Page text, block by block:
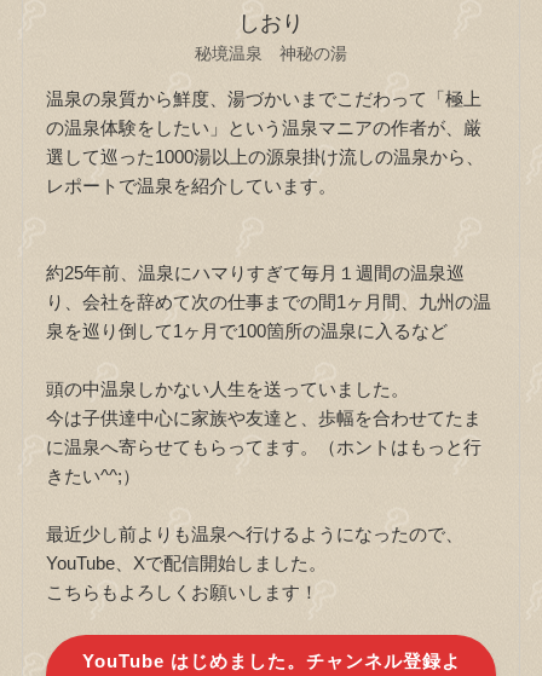
しおり
秘境温泉 神秘の湯
温泉の泉質から鮮度、湯づかいまでこだわって「極上
の温泉体験をしたい」という温泉マニアの作者が、厳
選して巡った1000湯以上の源泉掛け流しの温泉から、
レポートで温泉を紹介しています。
約25年前、温泉にハマりすぎて毎月１週間の温泉巡
り、会社を辞めて次の仕事までの間1ヶ月間、九州の温
泉を巡り倒して1ヶ月で100箇所の温泉に入るなど
頭の中温泉しかない人生を送っていました。
今は子供達中心に家族や友達と、歩幅を合わせてたま
に温泉へ寄らせてもらってます。（ホントはもっと行
きたい^^;）
最近少し前よりも温泉へ行けるようになったので、
YouTube、Xで配信開始しました。
こちらもよろしくお願いします！
YouTube はじめました。チャンネル登録よ